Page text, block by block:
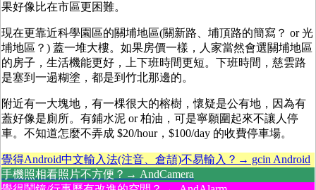
果好像比在市區更困難。
現在更靠近科學園區的關埔地區(關新路、埔頂路的簡寫？ or 光
埔地區？) 蓋一堆大樓。如果房價一樣，人家當然會選關埔地區
的房子，生活機能更好，上下班時間更短。下班時間，慈雲路
是塞到一遢糊塗，都是到竹北那邊的。
附近有一大塊地，有一棵很大的榕樹，懷疑是公有地，因為有
蓋好像是廁所。有鋪水泥 or 柏油，可是寧願圍起來不讓人停
車。不知道怎麼不弄成 $20/hour，$100/day 的收費停車場。
覺得Android中文輸入法(注音、倉頡)不易輸入？→ gcin Android
手機照相看照片不方便？→ AndCamera